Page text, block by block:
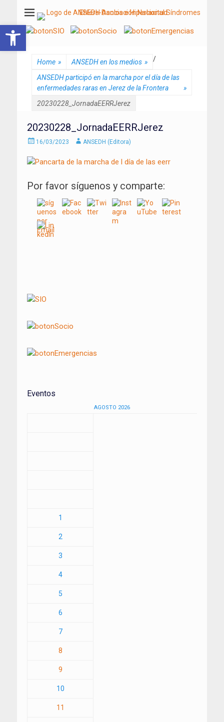
Abrir barra de herramientas
ANSEDH
Asociación Nacional del Síndrome de Ehlers-Danlos e Hiperlaxitud
Home » ANSEDH en los medios » /
ANSEDH participó en la marcha por el día de las
enfermedades raras en Jerez de la Frontera
»
20230228_JornadaEERRJerez
20230228_JornadaEERRJerez
Enviado
16/03/2023 AutorANSEDH (Editora)
Por favor síguenos y comparte:
entradas
Eventos
AGOSTO 2026
1
2
3
4
5
6
7
8
9
10
11